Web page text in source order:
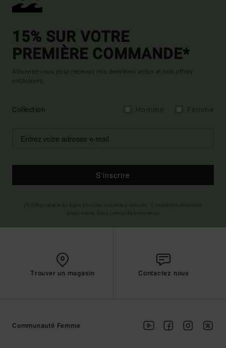
15% SUR VOTRE
PREMIÈRE COMMANDE*
Abonnez-vous pour recevoir nos dernières actus et nos offres
exclusives.
Collection
S'inscrire
Trouver un magasin Contactez nous
Communauté Femme